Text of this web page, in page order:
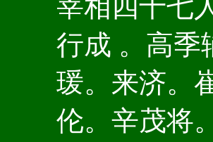
宰相四十七
行成 。高季
瑗。来济。
伦。辛茂将